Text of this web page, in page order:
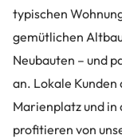
typischen
gemütlichen
Neubauten – und
an. Lokale
Marienplatz und
profitieren von